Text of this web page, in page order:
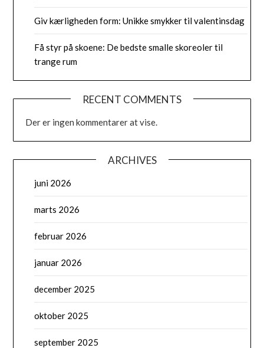
Giv kærligheden form: Unikke smykker til valentinsdag
Få styr på skoene: De bedste smalle skoreoler til
trange rum
RECENT COMMENTS
Der er ingen kommentarer at vise.
ARCHIVES
juni 2026
marts 2026
februar 2026
januar 2026
december 2025
oktober 2025
september 2025